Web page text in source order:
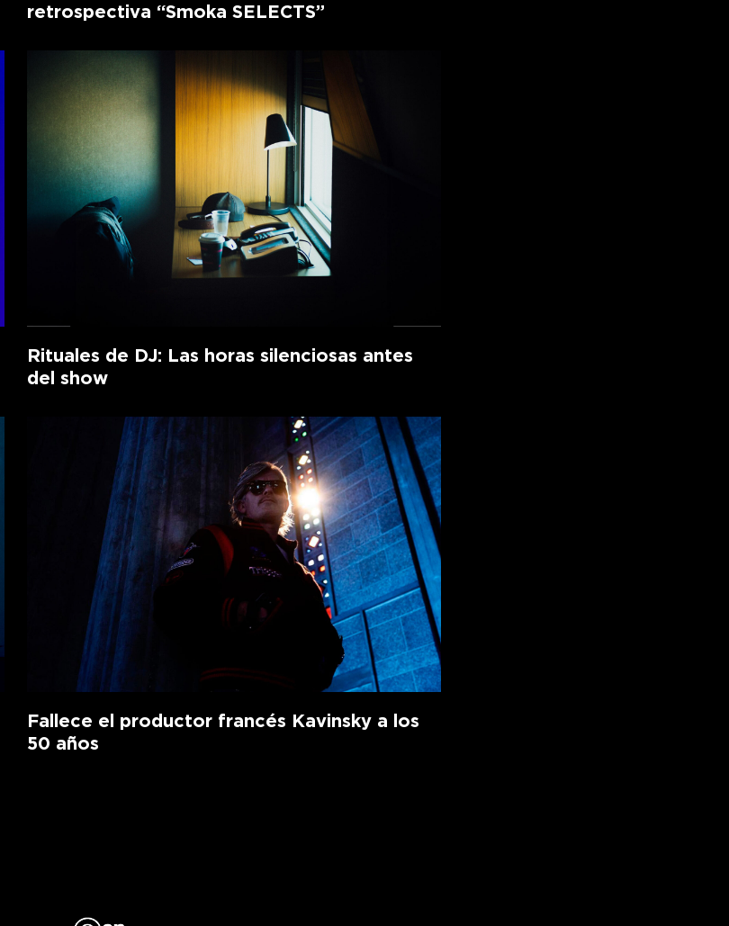
retrospectiva “Smoka SELECTS”
Rituales de DJ: Las horas silenciosas antes
del show
Fallece el productor francés Kavinsky a los
50 años